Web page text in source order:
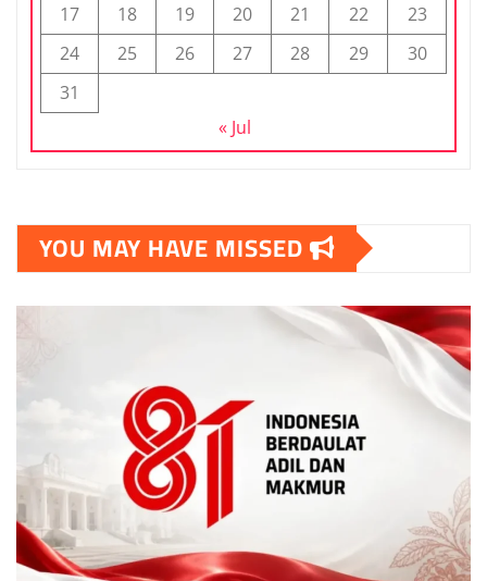
17
18 19 20 21 22
23
24
25 26 27 28 29
30
31
« Jul
YOU MAY HAVE MISSED